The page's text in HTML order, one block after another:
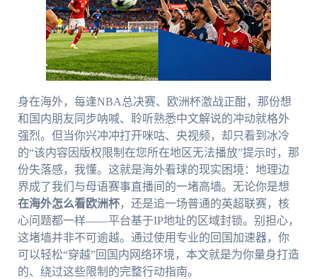
身在海外，每逢NBA总决赛、欧洲杯激战正酣，那份想
和国内朋友同步呐喊、聆听熟悉中文解说的冲动就格外
强烈。但当你兴冲冲打开咪咕、央视频，却只看到冰冷
的“该内容因版权限制在您所在地区无法播放”提示时，那
份失落感，我懂。这就是海外看球的现实困境：地理边
界成了我们与母语赛事直播间的一堵高墙。无论你是想
在海外怎么看欧洲杯，还是追一场普通的英超联赛，核
心问题都一样——平台基于IP地址的区域封锁。别担心，
这堵墙并非不可逾越。通过使用专业的回国加速器，你
可以轻松“穿越”回国内网络环境，本文就是为你量身打造
的、绕过这些限制的完整行动指南。